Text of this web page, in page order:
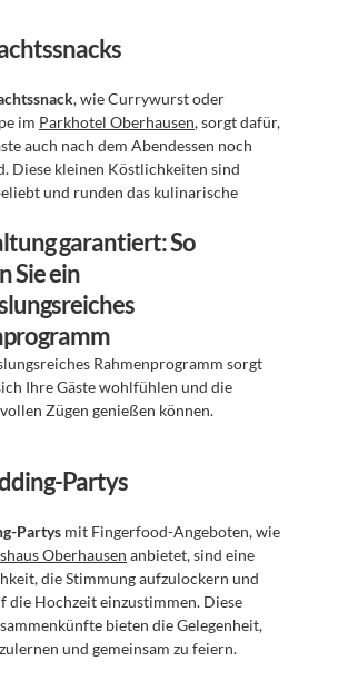
, wie Currywurst oder
im Parkhotel Oberhausen, sorgt dafür,
auch nach dem Abendessen noch
Diese kleinen Köstlichkeiten sind
und runden das kulinarische
garantiert: So
Sie ein
Rahmenprogramm sorgt
Ihre Gäste wohlfühlen und die
Zügen genießen können.
Partys
Partys mit Fingerfood-Angeboten, wie
Oberhausen anbietet, sind eine
die Stimmung aufzulockern und
die Hochzeit einzustimmen. Diese
bieten die Gelegenheit,
und gemeinsam zu feiern.